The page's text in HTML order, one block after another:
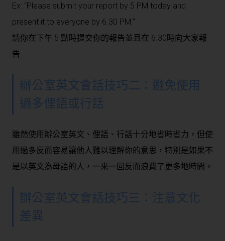
Ex: “Please submit your report by 5 PM today and
present it to everyone by 6.30 PM.”
請你在下午 5 點時提交你的報告並且在 6.30時向大家報
告
辦公室英文會話技巧二：避免使用
過多俚語或行話
雖然使用辦公室英文、俚語、行話十分地省時省力，但使
用過多反而容易讓他人難以理解你的意思，特別是如果不
是以英文為母語的人，一來一回反而浪費了更多地時間。
辦公室英文會話技巧三：注意文化
差異